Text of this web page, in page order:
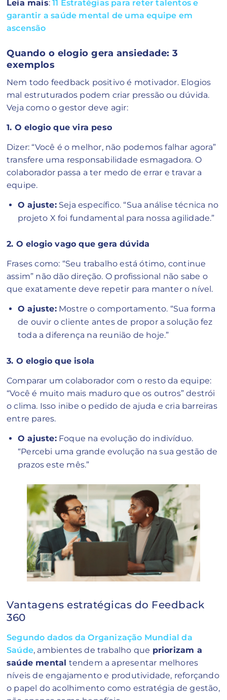
Leia mais:11 Estratégias para reter talentos e
garantir a saúde mental de uma equipe em
ascensão
Quando o elogio gera ansiedade: 3
exemplos
Nem todo feedback positivo é motivador. Elogios
mal estruturados podem criar pressão ou dúvida.
Veja como o gestor deve agir:
1. O elogio que vira peso
Dizer: “Você é o melhor, não podemos falhar agora”
transfere uma responsabilidade esmagadora. O
colaborador passa a ter medo de errar e travar a
equipe.
O ajuste:Seja específico. “Sua análise técnica no
projeto X foi fundamental para nossa agilidade.”
2. O elogio vago que gera dúvida
Frases como: “Seu trabalho está ótimo, continue
assim” não dão direção. O profissional não sabe o
que exatamente deve repetir para manter o nível.
O ajuste:Mostre o comportamento. “Sua forma
de ouvir o cliente antes de propor a solução fez
toda a diferença na reunião de hoje.”
3. O elogio que isola
Comparar um colaborador com o resto da equipe:
“Você é muito mais maduro que os outros” destrói
o clima. Isso inibe o pedido de ajuda e cria barreiras
entre pares.
O ajuste:Foque na evolução do indivíduo.
“Percebi uma grande evolução na sua gestão de
prazos este mês.”
Vantagens estratégicas do Feedback
360
Segundo dados da Organização Mundial da
Saúde, ambientes de trabalho que priorizam a
saúde mental tendem a apresentar melhores
níveis de engajamento e produtividade, reforçando
o papel do acolhimento como estratégia de gestão,